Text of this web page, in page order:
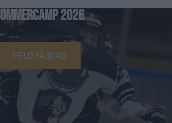
2026
MELD PÅ IDAG